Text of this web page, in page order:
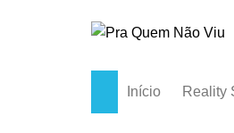
Início
Reality